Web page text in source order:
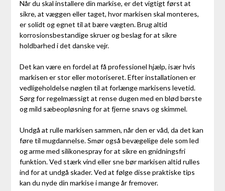
Når du skal installere din markise, er det vigtigt først at
sikre, at væggen eller taget, hvor markisen skal monteres,
er solidt og egnet til at bære vægten. Brug altid
korrosionsbestandige skruer og beslag for at sikre
holdbarhed i det danske vejr.
Det kan være en fordel at få professionel hjælp, især hvis
markisen er stor eller motoriseret. Efter installationen er
vedligeholdelse nøglen til at forlænge markisens levetid.
Sørg for regelmæssigt at rense dugen med en blød børste
og mild sæbeopløsning for at fjerne snavs og skimmel.
Undgå at rulle markisen sammen, når den er våd, da det kan
føre til mugdannelse. Smør også bevægelige dele som led
og arme med silikonespray for at sikre en gnidningsfri
funktion. Ved stærk vind eller sne bør markisen altid rulles
ind for at undgå skader. Ved at følge disse praktiske tips
kan du nyde din markise i mange år fremover.